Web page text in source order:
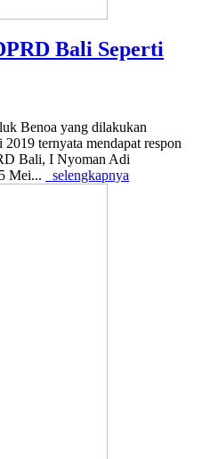
Bali Seperti
Benoa yang dilakukan
ternyata mendapat respon
Bali, I Nyoman Adi
Mei...
selengkapnya